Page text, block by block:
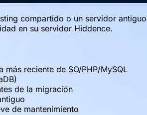
compartido o un servidor
en su servidor Hiddence.
reciente de SO/PHP/MySQL
de la migración
de mantenimiento